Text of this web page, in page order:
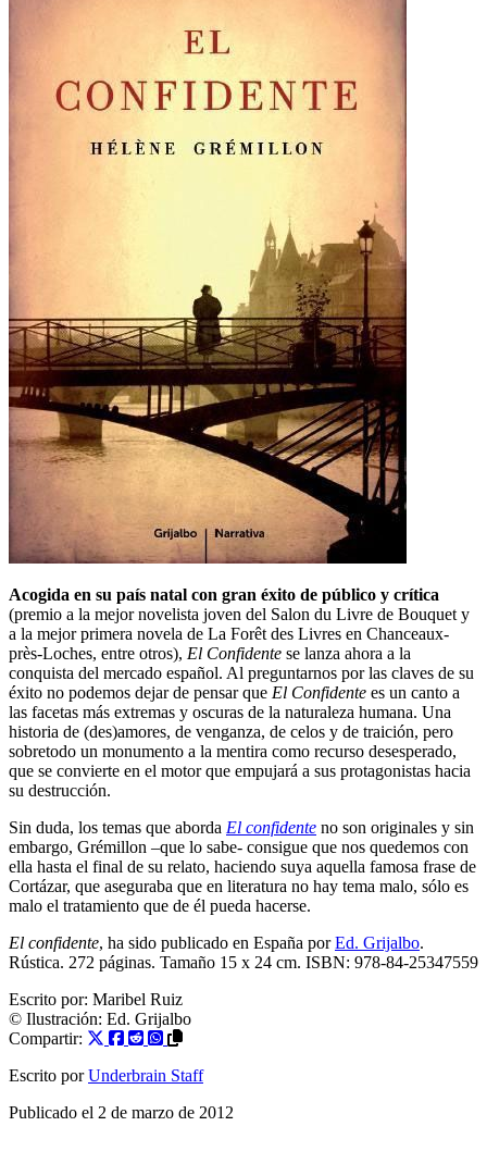
Acogida en su país natal con gran éxito de público y crítica
(premio a la mejor novelista joven del Salon du Livre de Bouquet y
a la mejor primera novela de La Forêt des Livres en Chanceaux-
près-Loches, entre otros), El Confidente se lanza ahora a la
conquista del mercado español. Al preguntarnos por las claves de su
éxito no podemos dejar de pensar que El Confidente es un canto a
las facetas más extremas y oscuras de la naturaleza humana. Una
historia de (des)amores, de venganza, de celos y de traición, pero
sobretodo un monumento a la mentira como recurso desesperado,
que se convierte en el motor que empujará a sus protagonistas hacia
su destrucción.
Sin duda, los temas que aborda El confidente no son originales y sin
embargo, Grémillon –que lo sabe- consigue que nos quedemos con
ella hasta el final de su relato, haciendo suya aquella famosa frase de
Cortázar, que aseguraba que en literatura no hay tema malo, sólo es
malo el tratamiento que de él pueda hacerse.
El confidente, ha sido publicado en España porEd. Grijalbo.
Rústica. 272 páginas. Tamaño 15 x 24 cm. ISBN: 978-84-25347559
Escrito por: Maribel Ruiz
© Ilustración: Ed. Grijalbo
Compartir:
Escrito por Underbrain Staff
Publicado el 2 de marzo de 2012